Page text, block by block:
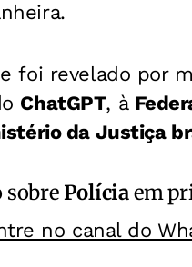
foi revelado por
ChatGPT, à
da Justiça
sobrePolíciaem
no canal do